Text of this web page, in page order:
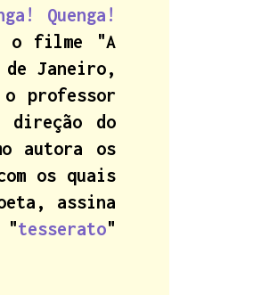
Quenga!
o filme "A
de Janeiro,
o professor
direção do
autora os
os quais
assina
"tesserato"